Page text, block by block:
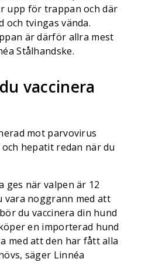
upp för trappan och där
och tvingas vända.
är därför allra mest
Stålhandske.
vaccinera
mot parvovirus
hepatit redan när du
ges när valpen är 12
vara noggrann med att
du vaccinera din hund
en importerad hund
med att den har fått alla
säger Linnéa